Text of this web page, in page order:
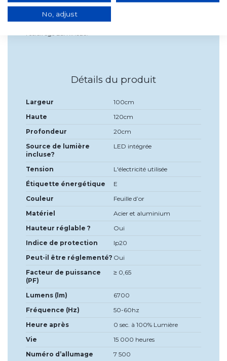
Rendez votre espace lumineux et élégant avec la Lampe de
Plafond LED 52 W 4000K 100 CM Doré Luminoza ! Cliquez
l’éclairage Luminoza!
Détails du produit
Largeur
100cm
Haute
120cm
Profondeur
20cm
Source de lumière
incluse?
LED intégrée
Tension
L'électricité utilisée
Étiquette énergétique
E
Couleur
Feuille d’or
Matériel
Acier et aluminium
Hauteur réglable ?
Oui
Indice de protection
Ip20
Peut-il être réglementé? Oui
Facteur de puissance
(PF)
≥ 0,65
Lumens (lm)
6700
Fréquence (Hz)
50-60hz
Heure après
0 sec. à 100% Lumière
Vie
15 000 heures
Numéro d’allumage
7 500
No, adjust